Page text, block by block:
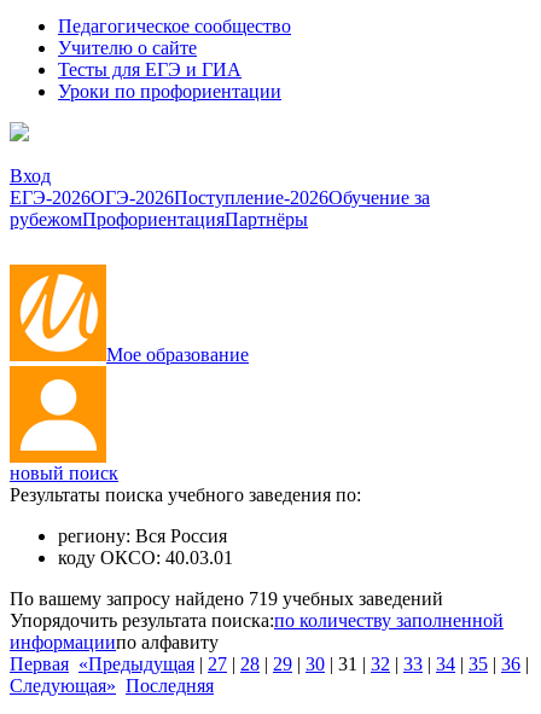
Педагогическое сообщество
Учителю о сайте
Тесты для ЕГЭ и ГИА
Уроки по профориентации
Вход
ЕГЭ-2026ОГЭ-2026Поступление-2026Обучение за
рубежомПрофориентацияПартнёры
Мое образование
новый поиск
Результаты поиска учебного заведения по:
региону: Вся Россия
коду ОКСО: 40.03.01
По вашему запросу найдено 719 учебных заведений
Упорядочить результата поиска:по количеству заполненной
информациипо алфавиту
Первая «Предыдущая | 27 | 28 | 29 | 30 | 31 | 32 | 33 | 34 | 35 | 36 |
Следующая» Последняя